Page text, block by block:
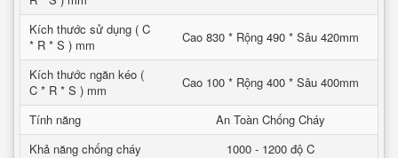
Kích thước sử dụng ( C
* R * S ) mm
Cao 830 * Rộng 490 * Sâu 420mm
Kích thước ngăn kéo (
C * R * S ) mm
Cao 100 * Rộng 400 * Sâu 400mm
Tính năng
An Toàn Chống Cháy
Khả năng chống cháy
1000 - 1200 độ C